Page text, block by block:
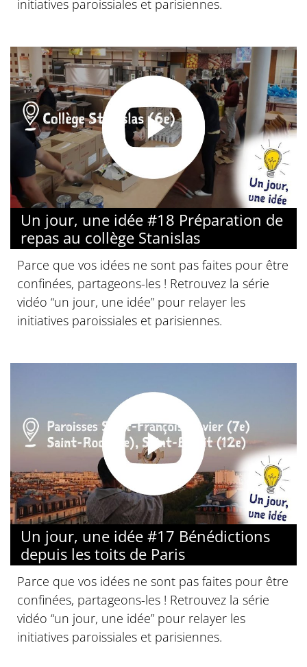
initiatives paroissiales et parisiennes.
Un jour, une idée #18 Préparation de
repas au collège Stanislas
Parce que vos idées ne sont pas faites pour être
confinées, partageons-les ! Retrouvez la série
vidéo “un jour, une idée” pour relayer les
initiatives paroissiales et parisiennes.
Un jour, une idée #17 Bénédictions
depuis les toits de Paris
Parce que vos idées ne sont pas faites pour être
confinées, partageons-les ! Retrouvez la série
vidéo “un jour, une idée” pour relayer les
initiatives paroissiales et parisiennes.